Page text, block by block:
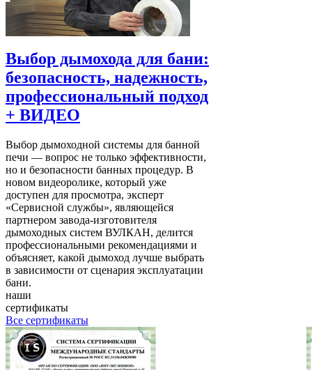
Выбор дымохода для бани:
безопасность, надежность,
профессиональный подход
+ ВИДЕО
Выбор дымоходной системы для банной
печи — вопрос не только эффективности,
но и безопасности банных процедур. В
новом видеоролике, который уже
доступен для просмотра, эксперт
«Сервисной службы», являющейся
партнером завода-изготовителя
дымоходных систем ВУЛКАН, делится
профессиональными рекомендациями и
объясняет, какой дымоход лучше выбрать
в зависимости от сценария эксплуатации
бани.
наши
сертификаты
Все сертификаты